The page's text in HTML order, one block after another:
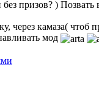
призов? )
через камаза(
мод